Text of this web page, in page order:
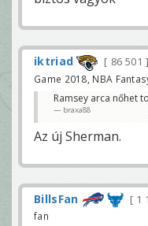
iktriad 86 501
Game 2018, NBA
Ramsey arca nőhet
braxa88
Az új Sherman.
BillsFan 1
fan